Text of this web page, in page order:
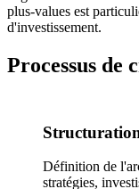
plus-values est
d'investissement.
Processus de
Définition de
stratégies,